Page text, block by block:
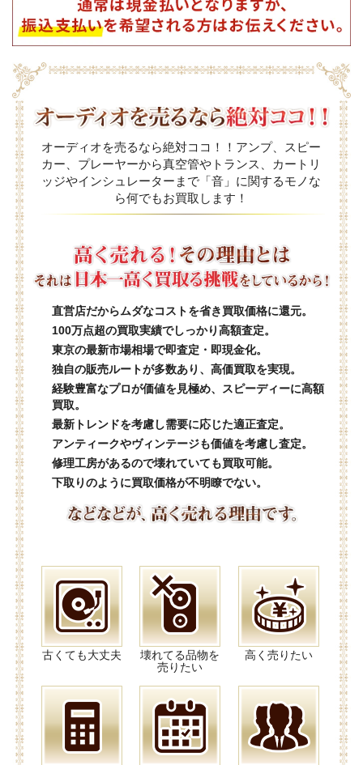
オーディオを売るなら絶対ココ！！アンプ、スピー
カー、プレーヤーから真空管やトランス、カートリ
ッジやインシュレーターまで「音」に関するモノな
ら何でもお買取します！
直営店だからムダなコストを省き買取価格に還元。
100万点超の買取実績でしっかり高額査定。
東京の最新市場相場で即査定・即現金化。
独自の販売ルートが多数あり、高価買取を実現。
経験豊富なプロが価値を見極め、スピーディーに高額
買取。
最新トレンドを考慮し需要に応じた適正査定。
アンティークやヴィンテージも価値を考慮し査定。
修理工房があるので壊れていても買取可能。
下取りのように買取価格が不明瞭でない。
古くても大丈夫
壊れてる品物を
売りたい
高く売りたい